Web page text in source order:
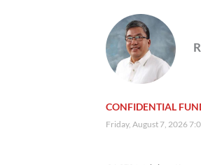
CONFIDENTIAL
Friday, August 7, 2026